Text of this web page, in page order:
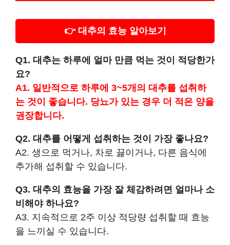
👉 대추의 효능 알아보기
Q1. 대추는 하루에 얼마 만큼 먹는 것이 적당한가
요?
A1. 일반적으로 하루에 3~5개의 대추를 섭취하
는 것이 좋습니다. 당뇨가 있는 경우 더 적은 양을
권장합니다.
Q2. 대추를 어떻게 섭취하는 것이 가장 좋나요?
A2. 생으로 먹거나, 차로 끓이거나, 다른 음식에
추가해 섭취할 수 있습니다.
Q3. 대추의 효능을 가장 잘 체감하려면 얼마나 소
비해야 하나요?
A3. 지속적으로 2주 이상 적당량 섭취할 때 효능
을 느끼실 수 있습니다.